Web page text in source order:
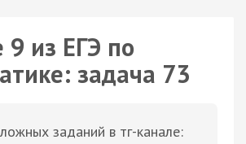
9 из ЕГЭ по
задача 73
заданий в тг-канале: